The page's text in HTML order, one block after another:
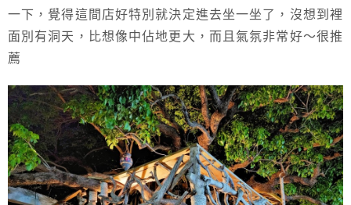
一下，覺得這間店好特別就決定進去坐一坐了，沒想到裡
面別有洞天，比想像中佔地更大，而且氣氛非常好～很推
薦